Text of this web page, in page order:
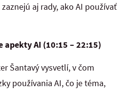
aj rady, ako AI používať
apekty AI (10:15 – 22:15)
Šantavý vysvetlí, v čom
používania AI, čo je téma,